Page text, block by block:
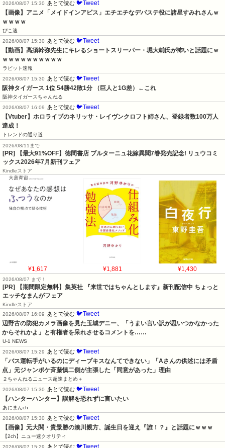
2026/08/07 15:30 あとで読む 🐦Tweet
【画像】アニメ「メイドインアビス」エチエチなデバステ役に諸星すみれさんｗ
ｗｗｗｗ
ぴこ速
2026/08/07 15:30
あとで読む 🐦Tweet
【動画】高須幹弥先生にキレるショートスリーパー・堀大輔氏が怖いと話題にｗ
ｗｗｗｗｗｗｗｗｗｗ
ラビット速報
2026/08/07 15:30
あとで読む 🐦Tweet
阪神タイガース 1位 54勝42敗1分 （巨人と1G差）←これ
阪神タイガースちゃんねる
2026/08/07 16:09
あとで読む 🐦Tweet
【Vtuber】ホロライブのネリッサ・レイヴンクロフト姉さん、登録者数100万人
達成！
トレンドの通り道
2026/08/11まで
[PR] 【最大91%OFF】徳間書店 ブルターニュ花嫁異聞7巻発売記念! リュウコミ
ックス2026年7月新刊フェア
Kindleストア
¥1,617 ¥1,881 ¥1,430
2026/08/07 まで！
[PR] 【期間限定無料】集英社 『来世ではちゃんとします』新刊配信中 ちょっと
エッチなまんがフェア
Kindleストア
2026/08/07 16:09
あとで読む 🐦Tweet
辺野古の防犯カメラ画像を見た玉城デニー、「うまい言い訳が思いつかなかった
からそれかよ」と有権者を呆れさせるコメントを……
U-1 NEWS
2026/08/07 15:29
あとで読む 🐦Tweet
「バス運転手がいるのにディープキスなんてできない」「Aさんの供述には矛盾
点」元ジャンポケ斉藤慎二側が主張した「同意があった」理由
２ちゃんねるニュース超速まとめ＋
2026/08/07 15:30
あとで読む 🐦Tweet
【ハンターハンター】誤解を恐れずに言いたい
あにまんch
2026/08/07 15:30
あとで読む 🐦Tweet
【画像】元大関・貴景勝の湊川親方、誕生日を迎え『誰！？』と話題にｗｗｗ
【2ch】ニュー速クオリティ
あとで読む